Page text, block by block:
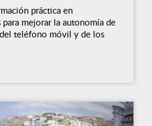
práctica en
mejorar la autonomía de
teléfono móvil y de los